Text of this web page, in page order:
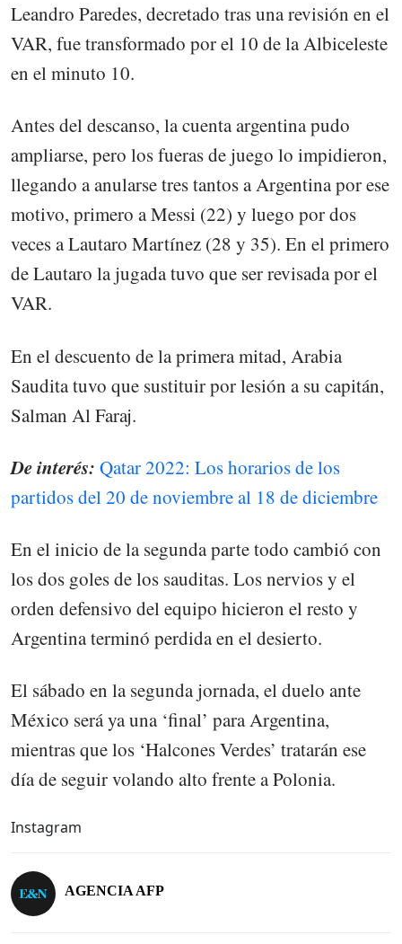
Leandro Paredes, decretado tras una revisión en el
VAR, fue transformado por el 10 de la Albiceleste
en el minuto 10.
Antes del descanso, la cuenta argentina pudo
ampliarse, pero los fueras de juego lo impidieron,
llegando a anularse tres tantos a Argentina por ese
motivo, primero a Messi (22) y luego por dos
veces a Lautaro Martínez (28 y 35). En el primero
de Lautaro la jugada tuvo que ser revisada por el
VAR.
En el descuento de la primera mitad, Arabia
Saudita tuvo que sustituir por lesión a su capitán,
Salman Al Faraj.
De interés: Qatar 2022: Los horarios de los
partidos del 20 de noviembre al 18 de diciembre
En el inicio de la segunda parte todo cambió con
los dos goles de los sauditas. Los nervios y el
orden defensivo del equipo hicieron el resto y
Argentina terminó perdida en el desierto.
El sábado en la segunda jornada, el duelo ante
México será ya una ‘final’ para Argentina,
mientras que los ‘Halcones Verdes’ tratarán ese
día de seguir volando alto frente a Polonia.
Instagram
AGENCIA AFP